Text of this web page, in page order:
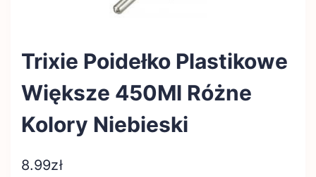
Trixie Poidełko Plastikowe
Większe 450Ml Różne
Kolory Niebieski
8.99zł